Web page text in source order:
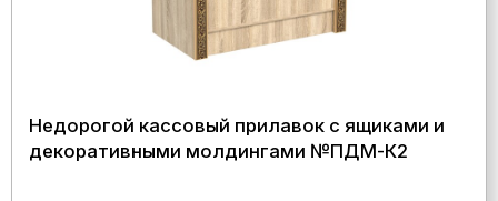
Недорогой кассовый прилавок с ящиками и
декоративными молдингами №ПДМ-К2